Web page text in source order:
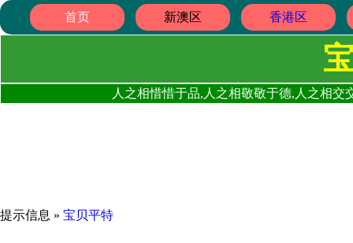
首页 新澳区 香港区
人之相惜惜于品,人之相敬敬于德,人之相
提示信息 » 宝贝平特